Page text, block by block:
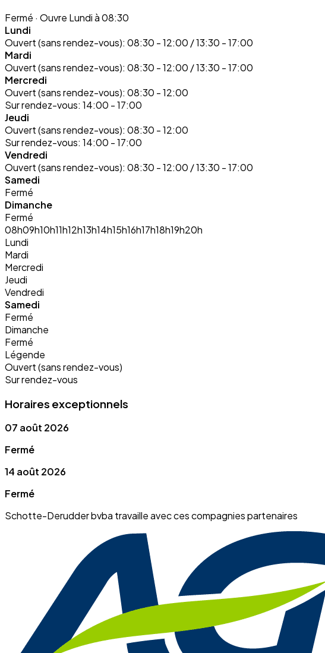
Fermé · Ouvre Lundi à 08:30
Lundi
Ouvert (sans rendez-vous): 08:30 - 12:00 / 13:30 - 17:00
Mardi
Ouvert (sans rendez-vous): 08:30 - 12:00 / 13:30 - 17:00
Mercredi
Ouvert (sans rendez-vous): 08:30 - 12:00
Sur rendez-vous: 14:00 - 17:00
Jeudi
Ouvert (sans rendez-vous): 08:30 - 12:00
Sur rendez-vous: 14:00 - 17:00
Vendredi
Ouvert (sans rendez-vous): 08:30 - 12:00 / 13:30 - 17:00
Samedi
Fermé
Dimanche
Fermé
08h09h10h11h12h13h14h15h16h17h18h19h20h
Lundi
Mardi
Mercredi
Jeudi
Vendredi
Samedi
Fermé
Dimanche
Fermé
Légende
Ouvert (sans rendez-vous)
Sur rendez-vous
Horaires exceptionnels
07 août 2026
Fermé
14 août 2026
Fermé
Schotte-Derudder bvba travaille avec ces compagnies partenaires